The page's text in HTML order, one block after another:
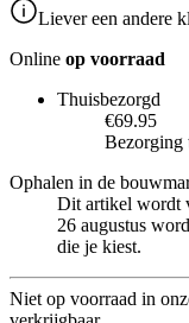
Liever een andere
Online op voorraad
Thuisbezorgd
€69.95
Bezorging
Ophalen in de
Dit artikel wordt
26 augustus
die je kiest.
Niet op voorraad in